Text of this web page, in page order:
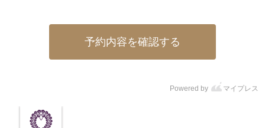
予約内容を確認する
Powered by マイプレス